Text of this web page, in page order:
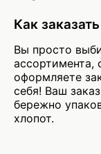
Как заказать
Вы просто
ассортимента,
оформляете
себя! Ваш
бережно
хлопот.